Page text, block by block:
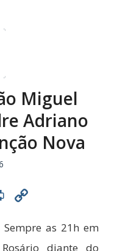
Miguel
Adriano
Nova
Print
as 21h em
diante do